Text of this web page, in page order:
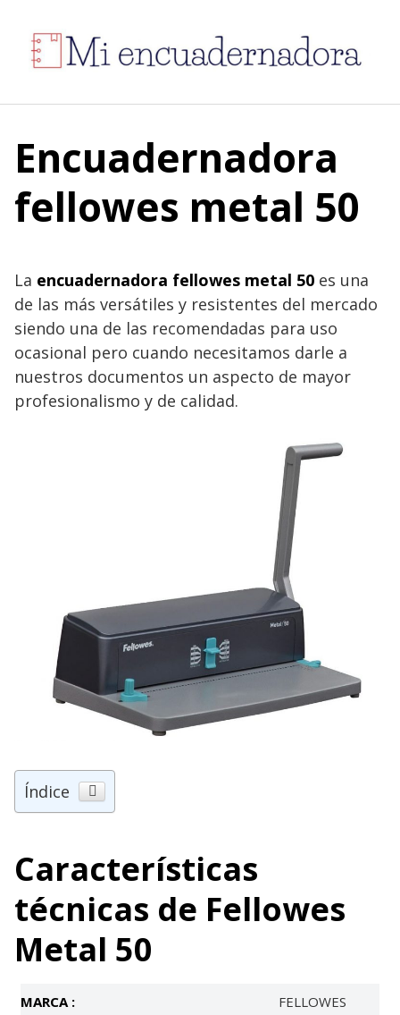
Encuadernadora
fellowes metal 50
La encuadernadora fellowes metal 50 es una
de las más versátiles y resistentes del mercado
siendo una de las recomendadas para uso
ocasional pero cuando necesitamos darle a
nuestros documentos un aspecto de mayor
profesionalismo y de calidad.
Índice
Características
técnicas de Fellowes
Metal 50
MARCA : FELLOWES